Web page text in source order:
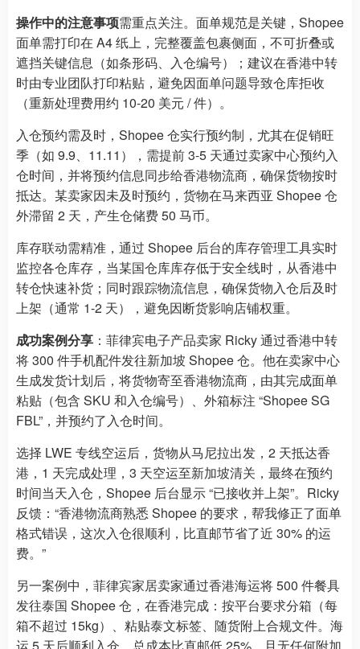
操作中的注意事项需重点关注。面单规范是关键，Shopee
面单需打印在 A4 纸上，完整覆盖包裹侧面，不可折叠或
遮挡关键信息（如条形码、入仓编号）；建议在香港中转
时由专业团队打印粘贴，避免因面单问题导致仓库拒收
（重新处理费用约 10-20 美元 / 件）。
入仓预约需及时，Shopee 仓实行预约制，尤其在促销旺
季（如 9.9、11.11），需提前 3-5 天通过卖家中心预约入
仓时间，并将预约信息同步给香港物流商，确保货物按时
抵达。某卖家因未及时预约，货物在马来西亚 Shopee 仓
外滞留 2 天，产生仓储费 50 马币。
库存联动需精准，通过 Shopee 后台的库存管理工具实时
监控各仓库存，当某国仓库库存低于安全线时，从香港中
转仓快速补货；同时跟踪物流信息，确保货物入仓后及时
上架（通常 1-2 天），避免因断货影响店铺权重。
成功案例分享 ：菲律宾电子产品卖家 Ricky 通过香港中转
将 300 件手机配件发往新加坡 Shopee 仓。他在卖家中心
生成发货计划后，将货物寄至香港物流商，由其完成面单
粘贴（包含 SKU 和入仓编号）、外箱标注 “Shopee SG
FBL”，并预约了入仓时间。
选择 LWE 专线空运后，货物从马尼拉出发，2 天抵达香
港，1 天完成处理，3 天空运至新加坡清关，最终在预约
时间当天入仓，Shopee 后台显示 “已接收并上架”。Ricky
反馈：“香港物流商熟悉 Shopee 的要求，帮我修正了面单
格式错误，这次入仓很顺利，比直邮节省了近 30% 的运
费。”
另一案例中，菲律宾家居卖家通过香港海运将 500 件餐具
发往泰国 Shopee 仓，在香港完成：按平台要求分箱（每
箱不超过 15kg）、粘贴泰文标签、随货附上合规文件。海